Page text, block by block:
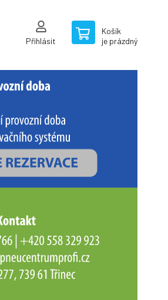
Přihlásit
Košík
je prázdný